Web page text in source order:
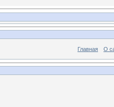
Главная О